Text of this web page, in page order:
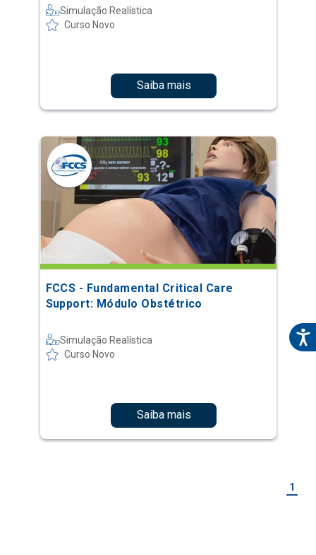
Simulação Realística
Curso Novo
Saiba mais
FCCS - Fundamental Critical Care
Support: Módulo Obstétrico
Simulação Realística
Curso Novo
Saiba mais
1